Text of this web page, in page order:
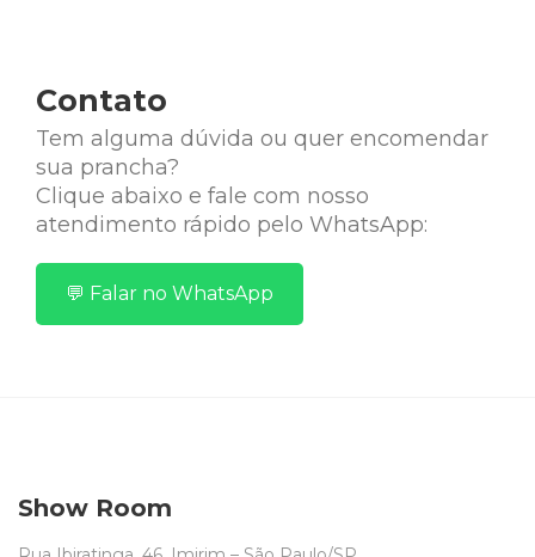
Contato
Tem alguma dúvida ou quer encomendar
sua prancha?
Clique abaixo e fale com nosso
atendimento rápido pelo WhatsApp:
💬 Falar no WhatsApp
Show Room